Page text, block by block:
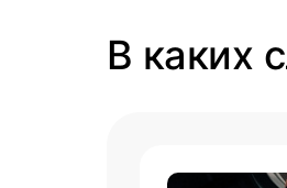
В каких